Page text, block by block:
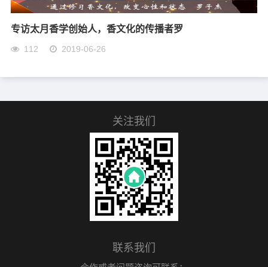
专访太月香学创始人，香文化的传播者罗
112 2019-06-26
关注我们
联系我们